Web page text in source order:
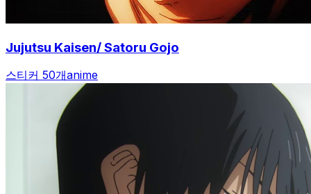
Jujutsu Kaisen/ Satoru Gojo
스티커 50개anime